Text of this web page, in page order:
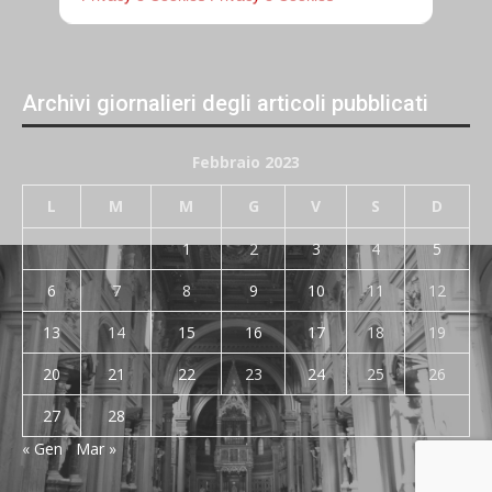
Archivi giornalieri degli articoli pubblicati
Febbraio 2023
L M M G V S D
1 2 3 4
5
6
7 8 9 10 11
12
13
14 15 16 17 18
19
20
21 22 23 24 25
26
27
28
« Gen
Mar »